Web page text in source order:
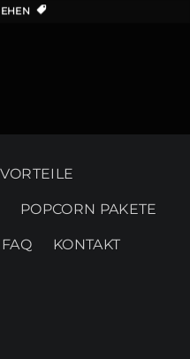
VORTEILE
POPCORN PAKETE
FAQ KONTAKT